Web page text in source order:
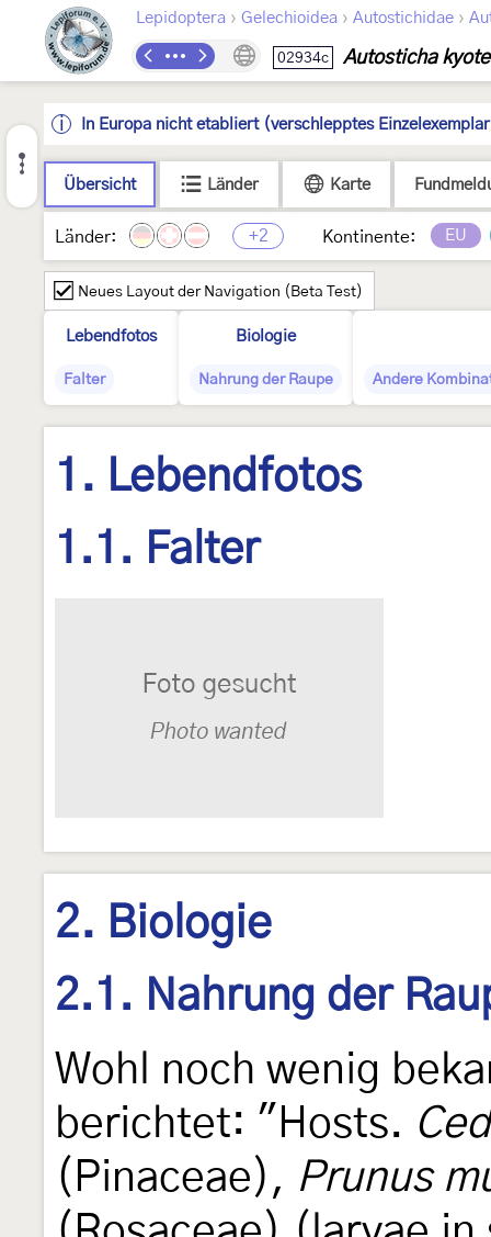
Lepidoptera › Gelechioidea › Autostichidae ›
02934c Autosticha
In Europa nicht etabliert (verschlepptes
Übersicht Länder Karte
Länder: +2 Kontinente: EU
Neues Layout der Navigation (Beta Test)
Lebendfotos
Falter
Biologie
Nahrung der Raupe Andere
1. Lebendfotos
1.1. Falter
2. Biologie
2.1. Nahrung der
Wohl noch wenig
berichtet: "Hosts.
(Pinaceae), Prunus